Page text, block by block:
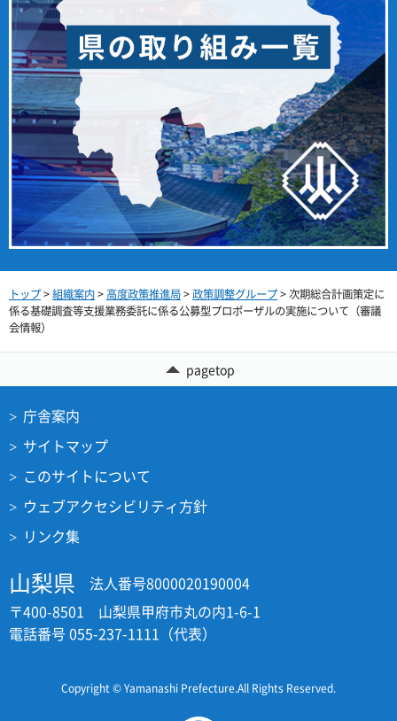
トップ>組織案内>高度政策推進局>政策調整グループ> 次期総合計画策定に
係る基礎調査等支援業務委託に係る公募型プロポーザルの実施について（審議
会情報）
pagetop
庁舎案内
サイトマップ
このサイトについて
ウェブアクセシビリティ方針
リンク集
山梨県
法人番号8000020190004
〒400-8501 山梨県甲府市丸の内1-6-1
電話番号 055-237-1111（代表）
Copyright © Yamanashi Prefecture.All Rights Reserved.